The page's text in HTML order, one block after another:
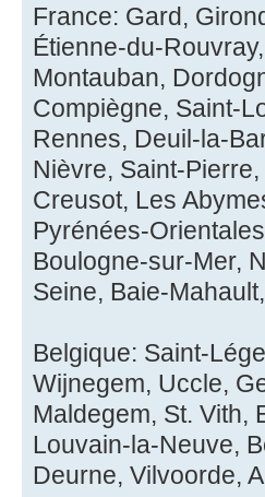
France: Gard,
Étienne-du-
Montauban,
Compiègne, Saint-
Rennes, Deuil-la-
Nièvre, Saint-
Creusot, Les
Pyrénées-
Boulogne-sur-Mer,
Seine, Baie-
Belgique: Saint-
Wijnegem, Uccle,
Maldegem, St. Vith,
Louvain-la-Neuve,
Deurne, Vilvoorde,